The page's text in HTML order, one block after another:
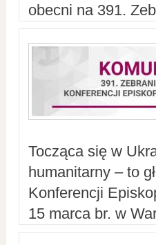
obecni na 391.
Tocząca się w
humanitarny – to
Konferencji
15 marca br. w